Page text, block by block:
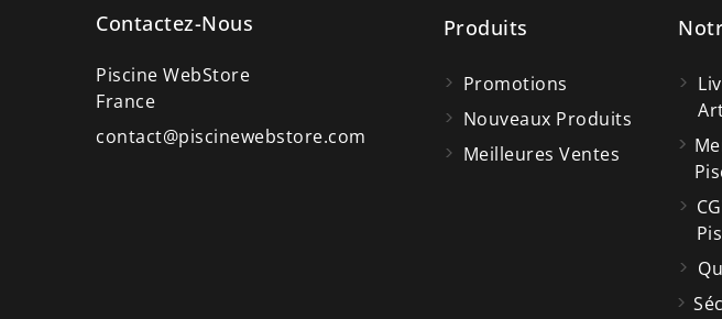
Contactez-Nous
Piscine WebStore
France
contact@piscinewebstore.com
Produits
Promotions
Nouveaux Produits
Meilleures Ventes